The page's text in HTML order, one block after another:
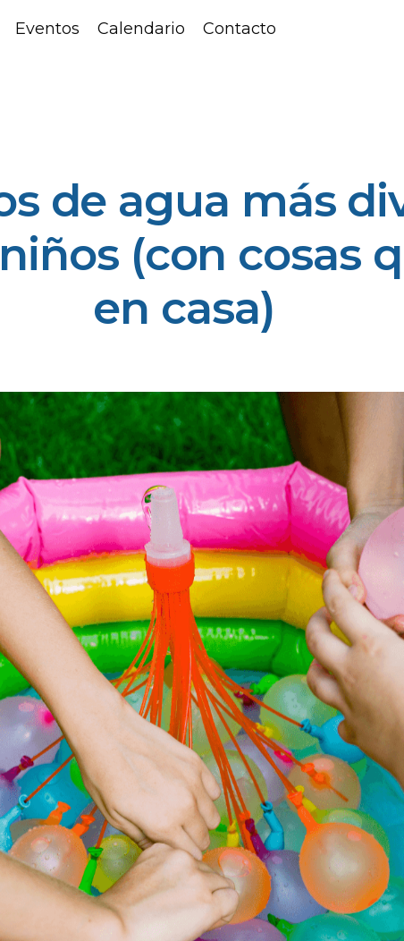
Eventos Calendario Contacto
de agua más
(con cosas
en casa)